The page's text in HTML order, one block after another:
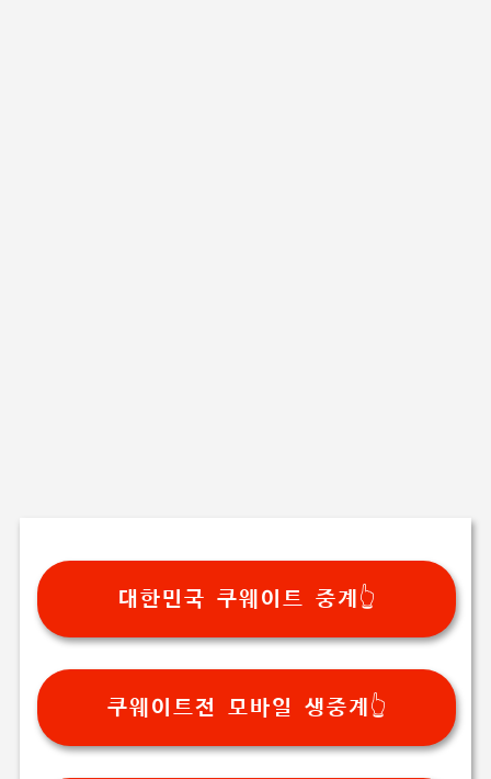
대한민국 쿠웨이트 중계👆
쿠웨이트전 모바일 생중계👆